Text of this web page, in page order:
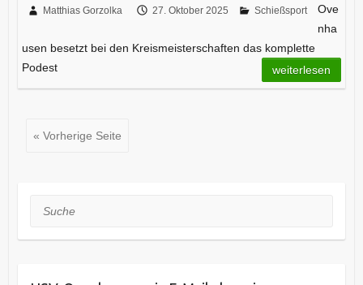
Matthias Gorzolka 27. Oktober 2025 Schießsport
Ove
nha
usen besetzt bei den Kreismeisterschaften das komplette
Podest
weiterlesen
« Vorherige Seite
Suche